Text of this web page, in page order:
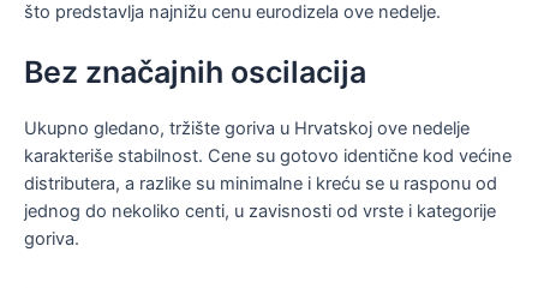
što predstavlja najnižu cenu eurodizela ove nedelje.
Bez značajnih oscilacija
Ukupno gledano, tržište goriva u Hrvatskoj ove nedelje
karakteriše stabilnost. Cene su gotovo identične kod većine
distributera, a razlike su minimalne i kreću se u rasponu od
jednog do nekoliko centi, u zavisnosti od vrste i kategorije
goriva.